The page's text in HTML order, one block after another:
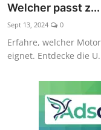
Welcher passt z...
Sept 13, 2024 0
Erfahre, welcher
eignet. Entdecke die